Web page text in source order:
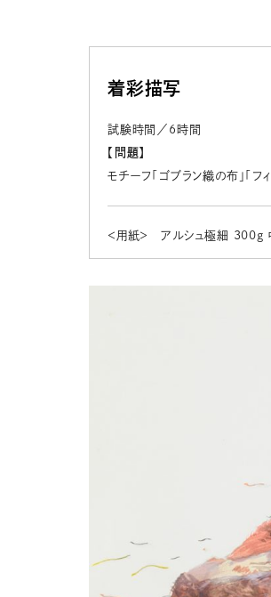
着彩描写
試験時間／6時間
【問題】
モチーフ「ゴブラン織の布」「フ
＜用紙＞ アルシュ極細 300g